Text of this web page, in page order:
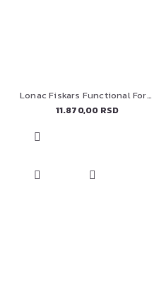
Lonac Fiskars Functional Form, 1072317, 5,0 l
11.870,00 RSD